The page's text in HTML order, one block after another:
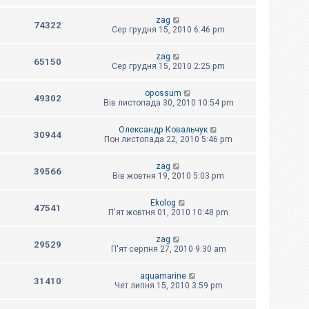
74322
zag
Сер грудня 15, 2010 6:46 pm
65150
zag
Сер грудня 15, 2010 2:25 pm
49302
opossum
Вів листопада 30, 2010 10:54 pm
30944
Олександр Ковальчук
Пон листопада 22, 2010 5:46 pm
39566
zag
Вів жовтня 19, 2010 5:03 pm
47541
Ekolog
П'ят жовтня 01, 2010 10:48 pm
29529
zag
П'ят серпня 27, 2010 9:30 am
31410
aquamarine
Чет липня 15, 2010 3:59 pm